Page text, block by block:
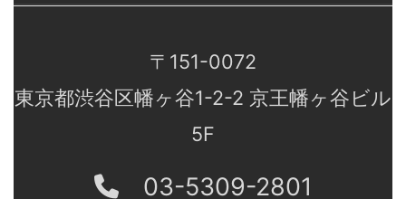
〒151-0072
東京都渋谷区幡ヶ谷1-2-2 京王幡ヶ谷ビル
5F
03-5309-2801